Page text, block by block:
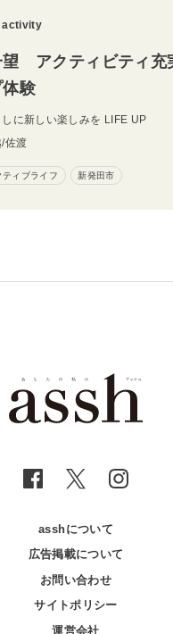
activity
望 アクティビティ充
験
に新しい楽しみを LIFE UP
佐渡
ィブライフ 新発田市
asshについて
広告掲載について
お問い合わせ
サイトポリシー
運営会社